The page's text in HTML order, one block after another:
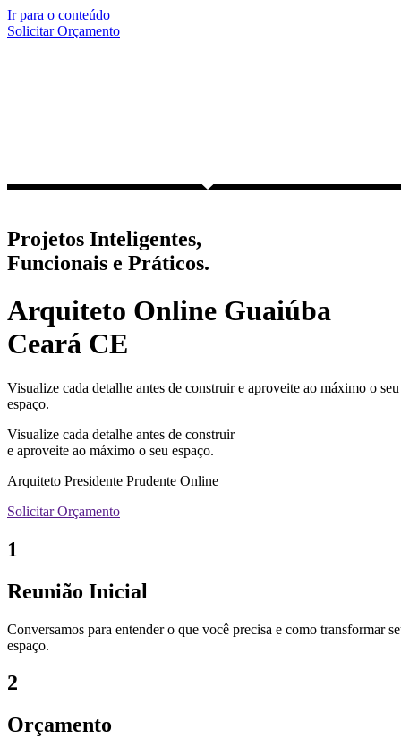
Ir para o conteúdo
Solicitar Orçamento
Projetos Inteligentes,
Funcionais e Práticos.
Arquiteto Online Guaiúba
Ceará CE
Visualize cada detalhe antes de construir e aproveite ao máximo o seu
espaço.
Visualize cada detalhe antes de construir
e aproveite ao máximo o seu espaço.
Arquiteto Presidente Prudente Online
Solicitar Orçamento
1
Reunião Inicial
Conversamos para entender o que você precisa e como transformar
espaço.
2
Orçamento